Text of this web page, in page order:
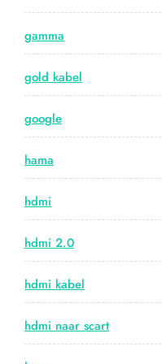
gamma
gold kabel
google
hama
hdmi
hdmi 2.0
hdmi kabel
hdmi naar scart